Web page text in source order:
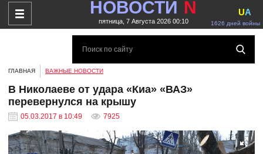
НОВОСТИ N
пятница, 7 Августа 2026 00:10 1626 дней войны
UA
ГЛАВНАЯ ВАЖНЫЕ НОВОСТИ
В Николаеве от удара «Киа» «ВАЗ»
перевернулся на крышу
05.03.2017 в 10:49 7925